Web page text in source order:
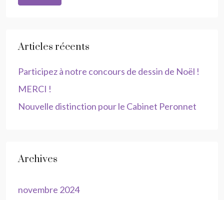
Articles récents
Participez à notre concours de dessin de Noël !
MERCI !
Nouvelle distinction pour le Cabinet Peronnet
Archives
novembre 2024